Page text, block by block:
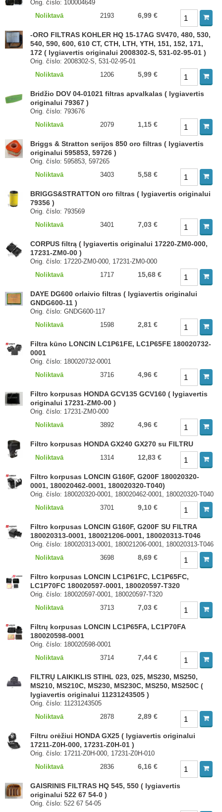
Orig. číslo: 100004649
Noliktavā
2193 6,99 €
-ORO FILTRAS KOHLER HQ 15-17AG SV470, 480, 530,
540, 590, 600, 610 CT, CTH, LTH, YTH, 151, 152, 171,
172 ( lygiavertis originalui 2008302-S, 531-02-95-01 )
Orig. číslo: 2008302-S, 531-02-95-01
Noliktavā
1206 5,99 €
Bridžio DOV 04-01021 filtras apvalkalas ( lygiavertis
originalui 79367 )
Orig. číslo: 793676
Noliktavā
2079 1,15 €
Briggs & Stratton serijos 850 oro filtras ( lygiavertis
originalui 595853, 59726 )
Orig. číslo: 595853, 597265
Noliktavā
3403 5,58 €
BRIGGS&STRATTON oro filtras ( lygiavertis originalui
79356 )
Orig. číslo: 793569
Noliktavā
3401 7,03 €
CORPUS filtrą ( lygiavertis originalui 17220-ZM0-000,
17231-ZM0-00 )
Orig. číslo: 17220-ZM0-000, 17231-ZM0-000
Noliktavā
1717 15,68 €
DAYE DG600 orlaivio filtras ( lygiavertis originalui
GNDG600-11 )
Orig. číslo: GNDG600-117
Noliktavā
1598 2,81 €
Filtra kūno LONCIN LC1P61FE, LC1P65FE 180020732-
0001
Orig. číslo: 180020732-0001
Noliktavā
3716 4,96 €
Filtro korpusas HONDA GCV135 GCV160 ( lygiavertis
originalui 17231-ZM0-00 )
Orig. číslo: 17231-ZM0-000
Noliktavā
3892 4,96 €
Filtro korpusas HONDA GX240 GX270 su FILTRU
Noliktavā 1314 12,83 €
Filtro korpusas LONCIN G160F, G200F 180020320-
0001, 180020462-0001, 180020320-T040)
Orig. číslo: 180020320-0001, 180020462-0001, 180020320-T040
Noliktavā
3701 9,10 €
Filtro korpusas LONCIN G160F, G200F SU FILTRA
180020313-0001, 180021206-0001, 180020313-T046
Orig. číslo: 180020313-0001, 180021206-0001, 180020313-T046
Noliktavā
3698 8,69 €
Filtro korpusas LONCIN LC1P61FC, LC1P65FC,
LC1P70FC 180020597-0001, 180020597-T320
Orig. číslo: 180020597-0001, 180020597-T320
Noliktavā
3713 7,03 €
Filtrų korpusas LONCIN LC1P65FA, LC1P70FA
180020598-0001
Orig. číslo: 180020598-0001
Noliktavā
3714 7,44 €
FILTRŲ LAIKIKLIS STIHL 023, 025, MS230, MS250,
MS210, MS210C, MS230, MS230C, MS250, MS250C (
lygiavertis originalui 11231243505 )
Orig. číslo: 11231243505
Noliktavā
2878 2,89 €
Filtru orėžiui HONDA GX25 ( lygiavertis originalui
17211-Z0H-000, 17231-Z0H-01 )
Orig. číslo: 17211-Z0H-000, 17231-Z0H-010
Noliktavā
2836 6,16 €
GAISRINIS FILTRAS HQ 545, 550 ( lygiavertis
originalui 522 67 54-0 )
Orig. číslo: 522 67 54-05